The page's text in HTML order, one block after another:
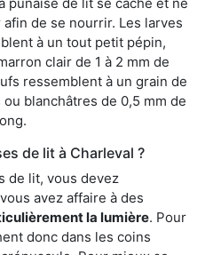
de se nourrir. Les larves
à un tout petit pépin,
clair de 1 à 2 mm de
ressemblent à un grain de
blanchâtres de 0,5 mm de
de lit à Charleval ?
de lit, vous devez
avez affaire à des
la lumière. Pour
donc dans les coins